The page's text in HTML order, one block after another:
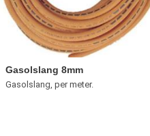
Gasolslang 8mm
Gasolslang, per meter.